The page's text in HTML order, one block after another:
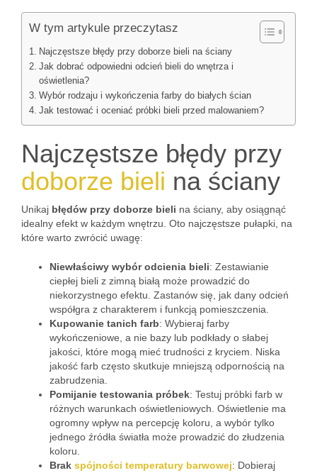
W tym artykule przeczytasz
Najczęstsze błędy przy doborze bieli na ściany
Jak dobrać odpowiedni odcień bieli do wnętrza i
oświetlenia?
Wybór rodzaju i wykończenia farby do białych ścian
Jak testować i oceniać próbki bieli przed malowaniem?
Najczęstsze błędy przy
doborze bieli na ściany
Unikaj błędów przy doborze bieli na ściany, aby osiągnąć
idealny efekt w każdym wnętrzu. Oto najczęstsze pułapki, na
które warto zwrócić uwagę:
Niewłaściwy wybór odcienia bieli: Zestawianie
ciepłej bieli z zimną białą może prowadzić do
niekorzystnego efektu. Zastanów się, jak dany odcień
współgra z charakterem i funkcją pomieszczenia.
Kupowanie tanich farb: Wybieraj farby
wykończeniowe, a nie bazy lub podkłady o słabej
jakości, które mogą mieć trudności z kryciem. Niska
jakość farb często skutkuje mniejszą odpornością na
zabrudzenia.
Pomijanie testowania próbek: Testuj próbki farb w
różnych warunkach oświetleniowych. Oświetlenie ma
ogromny wpływ na percepcję koloru, a wybór tylko
jednego źródła światła może prowadzić do złudzenia
koloru.
Brak spójności temperatury barwowej: Dobieraj